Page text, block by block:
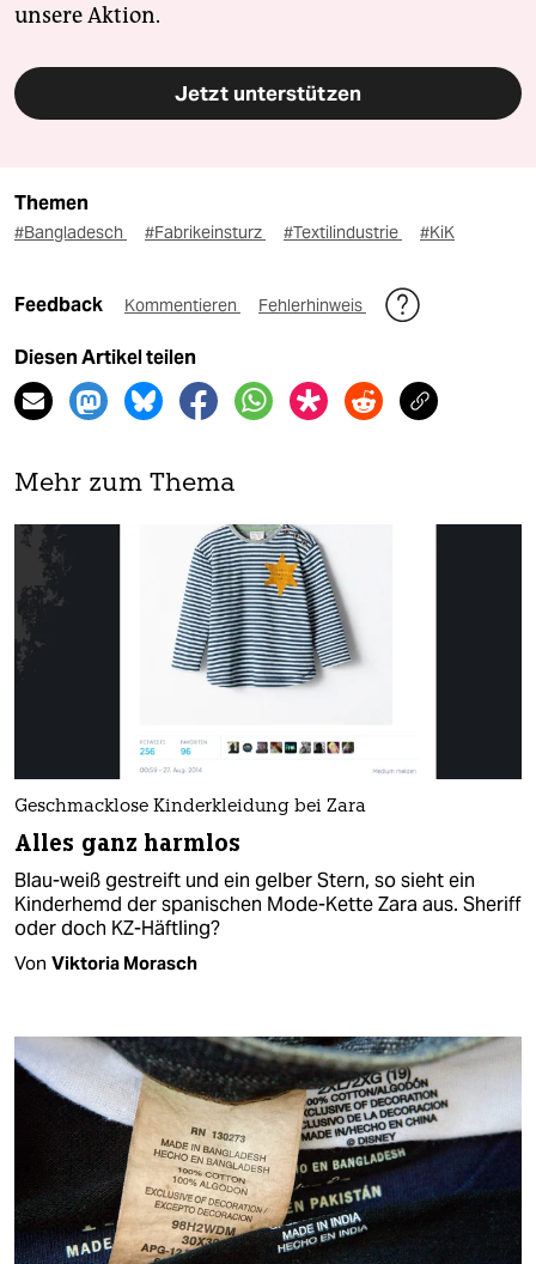
unsere Aktion.
Jetzt unterstützen
Themen
#Bangladesch #Fabrikeinsturz #Textilindustrie #KiK
Feedback Kommentieren Fehlerhinweis
Diesen Artikel teilen
Mehr zum Thema
Geschmacklose Kinderkleidung bei Zara
Alles ganz harmlos
Blau-weiß gestreift und ein gelber Stern, so sieht ein
Kinderhemd der spanischen Mode-Kette Zara aus. Sheriff
oder doch KZ-Häftling?
Von Viktoria Morasch